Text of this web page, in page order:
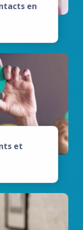
en
et